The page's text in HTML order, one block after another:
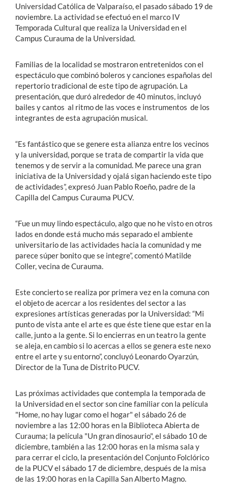
Universidad Católica de Valparaíso, el pasado sábado 19 de
noviembre. La actividad se efectuó en el marco IV
Temporada Cultural que realiza la Universidad en el
Campus Curauma de la Universidad.
Familias de la localidad se mostraron entretenidos con el
espectáculo que combinó boleros y canciones españolas del
repertorio tradicional de este tipo de agrupación. La
presentación, que duró alrededor de 40 minutos, incluyó
bailes y cantos al ritmo de las voces e instrumentos de los
integrantes de esta agrupación musical.
“Es fantástico que se genere esta alianza entre los vecinos
y la universidad, porque se trata de compartir la vida que
tenemos y de servir a la comunidad. Me parece una gran
iniciativa de la Universidad y ojalá sigan haciendo este tipo
de actividades”, expresó Juan Pablo Roeño, padre de la
Capilla del Campus Curauma PUCV.
“Fue un muy lindo espectáculo, algo que no he visto en otros
lados en donde está mucho más separado el ambiente
universitario de las actividades hacia la comunidad y me
parece súper bonito que se integre”, comentó Matilde
Coller, vecina de Curauma.
Este concierto se realiza por primera vez en la comuna con
el objeto de acercar a los residentes del sector a las
expresiones artísticas generadas por la Universidad: “Mi
punto de vista ante el arte es que éste tiene que estar en la
calle, junto a la gente. Si lo encierras en un teatro la gente
se aleja, en cambio si lo acercas a ellos se genera este nexo
entre el arte y su entorno”, concluyó Leonardo Oyarzún,
Director de la Tuna de Distrito PUCV.
Las próximas actividades que contempla la temporada de
la Universidad en el sector son cine familiar con la película
"Home, no hay lugar como el hogar" el sábado 26 de
noviembre a las 12:00 horas en la Biblioteca Abierta de
Curauma; la película "Un gran dinosaurio", el sábado 10 de
diciembre, también a las 12:00 horas en la misma sala y
para cerrar el ciclo, la presentación del Conjunto Folclórico
de la PUCV el sábado 17 de diciembre, después de la misa
de las 19:00 horas en la Capilla San Alberto Magno.